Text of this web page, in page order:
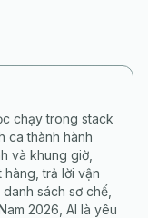
chạy trong stack
ca thành hành
và khung giờ,
trả lời vận
sách sơ chế,
2026, AI là yêu